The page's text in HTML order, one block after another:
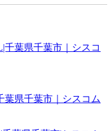
葉県千葉市｜シスコム